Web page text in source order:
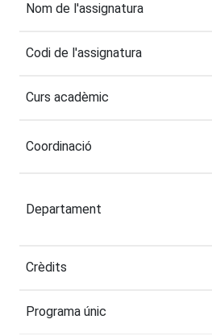
Nom de l'assignatura
Codi de l'assignatura
Curs acadèmic
Coordinació
Departament
Crèdits
Programa únic